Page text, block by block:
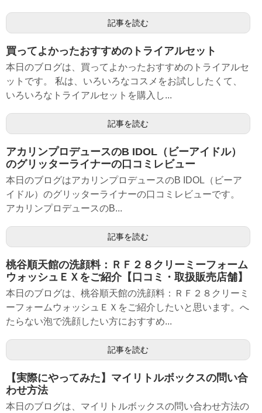
記事を読む
買ってよかったおすすめのトライアルセット
本日のブログは、買ってよかったおすすめのトライアルセ
ットです。 私は、いろいろなコスメをお試ししたくて、
いろいろなトライアルセットを購入し...
記事を読む
アカリンプロデュースのB IDOL（ビーアイドル）
のグリッターライナーの口コミレビュー
本日のブログはアカリンプロデュースのB IDOL（ビーア
イドル）のグリッターライナーの口コミレビューです。
アカリンプロデュースのB...
記事を読む
桃谷順天館の洗顔料：ＲＦ２８クリーミーフォーム
ウォッシュＥＸをご紹介【口コミ・取扱販売店舗】
本日のブログは、桃谷順天館の洗顔料：ＲＦ２８クリーミ
ーフォームウォッシュＥＸをご紹介したいと思います。へ
たらない泡で洗顔したい方におすすめ...
記事を読む
【実際にやってみた】マイリトルボックスの問い合
わせ方法
本日のブログは、マイリトルボックスの問い合わせ方法の